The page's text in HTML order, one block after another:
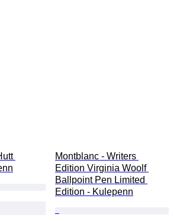
Montblanc - Writers
Edition Virginia Woolf
Ballpoint Pen Limited
Edition - Kulepenn